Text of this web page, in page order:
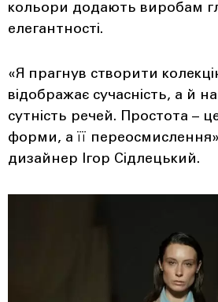
кольори додають виробам
елегантності.
«Я прагнув створити
відображає сучасність, а й
сутність речей. Простота –
форми, а її
дизайнер Ігор Сідлецький.